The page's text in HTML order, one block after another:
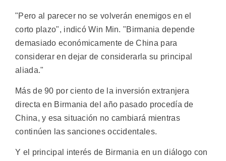
"Pero al parecer no se volverán enemigos en el
corto plazo", indicó Win Min. "Birmania depende
demasiado económicamente de China para
considerar en dejar de considerarla su principal
aliada."
Más de 90 por ciento de la inversión extranjera
directa en Birmania del año pasado procedía de
China, y esa situación no cambiará mientras
continúen las sanciones occidentales.
Y el principal interés de Birmania en un diálogo con